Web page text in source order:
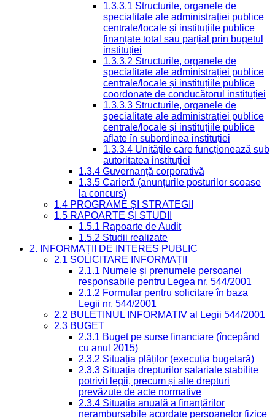
1.3.3.1 Structurile, organele de
specialitate ale administrației publice
centrale/locale și instituțiile publice
finanțate total sau parțial prin bugetul
instituției
1.3.3.2 Structurile, organele de
specialitate ale administrației publice
centrale/locale și instituțiile publice
coordonate de conducătorul instituției
1.3.3.3 Structurile, organele de
specialitate ale administrației publice
centrale/locale și instituțiile publice
aflate în subordinea instituției
1.3.3.4 Unitățile care funcționează sub
autoritatea instituției
1.3.4 Guvernanță corporativă
1.3.5 Carieră (anunțurile posturilor scoase
la concurs)
1.4 PROGRAME ȘI STRATEGII
1.5 RAPOARTE ȘI STUDII
1.5.1 Rapoarte de Audit
1.5.2 Studii realizate
2. INFORMAȚII DE INTERES PUBLIC
2.1 SOLICITARE INFORMAȚII
2.1.1 Numele și prenumele persoanei
responsabile pentru Legea nr. 544/2001
2.1.2 Formular pentru solicitare în baza
Legii nr. 544/2001
2.2 BULETINUL INFORMATIV al Legii 544/2001
2.3 BUGET
2.3.1 Buget pe surse financiare (începând
cu anul 2015)
2.3.2 Situația plăților (execuția bugetară)
2.3.3 Situația drepturilor salariale stabilite
potrivit legii, precum și alte drepturi
prevăzute de acte normative
2.3.4 Situația anuală a finanțărilor
nerambursabile acordate persoanelor fizice